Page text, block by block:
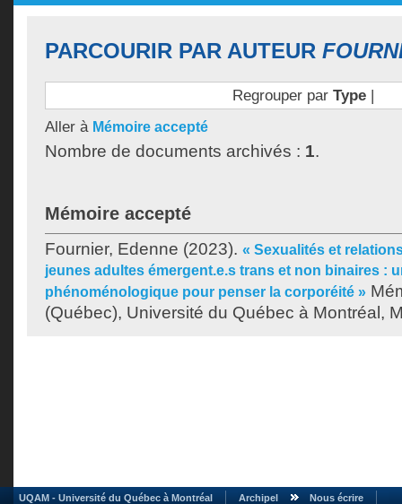
PARCOURIR PAR AUTEUR
Regrouper par Type|
Aller à Mémoire accepté
Nombre de documents archivés : 1.
Mémoire accepté
Fournier, Edenne (2023). « Sexualités et
jeunes adultes émergent.e.s trans et non binaires :
phénoménologique pour penser la corporéité »
(Québec), Université du Québec à Montréal,
UQAM - Université du Québec à Montréal Archipel Nous écrire